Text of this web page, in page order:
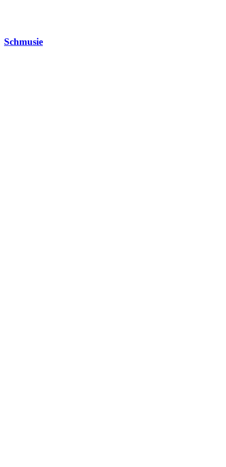
Schmusie